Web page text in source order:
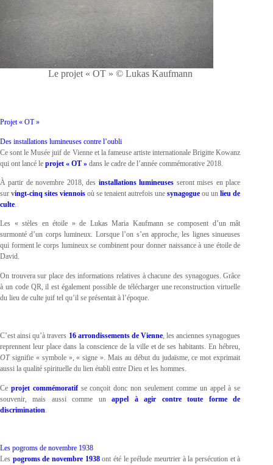
Le projet « OT » © Lukas Kaufmann
Projet « OT »
Des installations lumineuses contre l’oubli
Ce sont le Musée juif de Vienne et la fameuse artiste internationale Brigitte Kowanz
qui ont lancé le projet « OT » dans le cadre de l’année commémorative 2018.
À partir de novembre 2018, des installations lumineuses seront mises en place
survingt-cinq sites viennois où se tenaient autrefois unesynagogue ou unlieu de
culte.
Les « stèles en étoile » de Lukas Maria Kaufmann se composent d’un mât
surmonté d’un corps lumineux. Lorsque l’on s’en approche, les lignes sinueuses
qui forment le corps lumineux se combinent pour donner naissance à une étoile de
David.
On trouvera sur place des informations relatives à chacune des synagogues. Grâce
à un code QR, il est également possible de télécharger une reconstruction virtuelle
du lieu de culte juif tel qu’il se présentait à l’époque.
C’est ainsi qu’à travers 16 arrondissements de Vienne, les anciennes synagogues
reprennent leur place dans la conscience de la ville et de ses habitants. En hébreu,
OTsignifie « symbole », « signe ». Mais au début du judaïsme, ce mot exprimait
aussi la qualité spirituelle du lien établi entre Dieu et les hommes.
Ce projet commémoratifse conçoit donc non seulement comme un appel à se
souvenir, mais aussi comme unappel à agir contre toute forme de
discrimination
Les pogroms de novembre 1938
Les pogroms de novembre 1938ont été le prélude meurtrier à la persécution et à